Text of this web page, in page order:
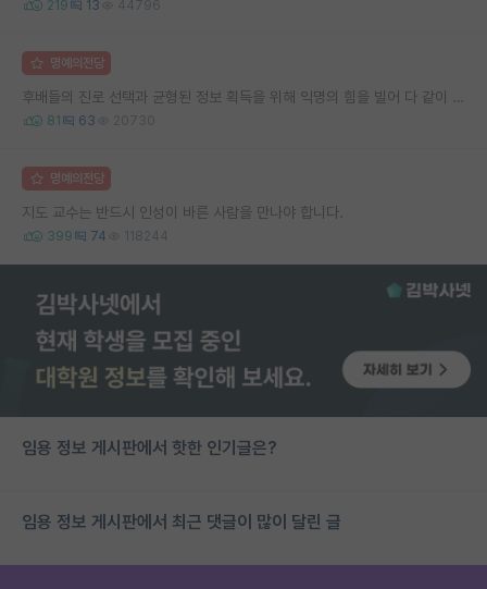
219 13 44796
명예의전당
후배들의 진로 선택과 균형된 정보 획득을 위해 익명의 힘을 빌어 다 같이 연봉 공개 타임 한번 갖는 것 어때요?
81 63 20730
명예의전당
지도 교수는 반드시 인성이 바른 사람을 만나야 합니다.
399 74 118244
임용 정보 게시판에서 핫한 인기글은?
임용 정보 게시판에서 최근 댓글이 많이 달린 글